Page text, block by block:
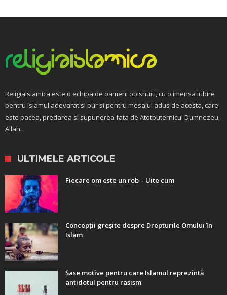
ReligiaIslamica este o echipa de oameni obisnuiti, cu o imensa iubire
pentru Islamul adevarat si pur si pentru mesajul adus de acesta, care
este pacea, predarea si supunerea fata de Atotputernicul Dumnezeu -
Allah.
ULTIMELE ARTICOLE
Fiecare om este un rob – Uite cum
Concepții greșite despre Drepturile Omului în
Islam
Șase motive pentru care Islamul reprezintă
antidotul pentru rasism